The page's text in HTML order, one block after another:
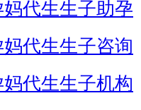
妈代生生子助孕
妈代生生子咨询
妈代生生子机构